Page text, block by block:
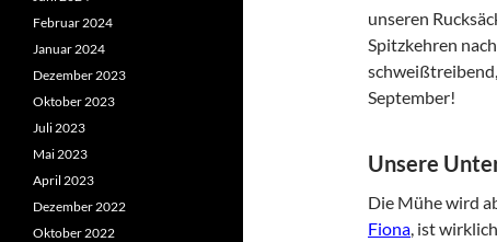
unseren
Spitzkehren
September!
Unsere
Die Mühe wird
Fiona, ist
Februar 2024
Januar 2024
Dezember 2023
Oktober 2023
Juli 2023
Mai 2023
April 2023
Dezember 2022
Oktober 2022